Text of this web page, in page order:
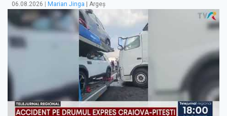
06.08.2026 Marian Jinga | Argeș